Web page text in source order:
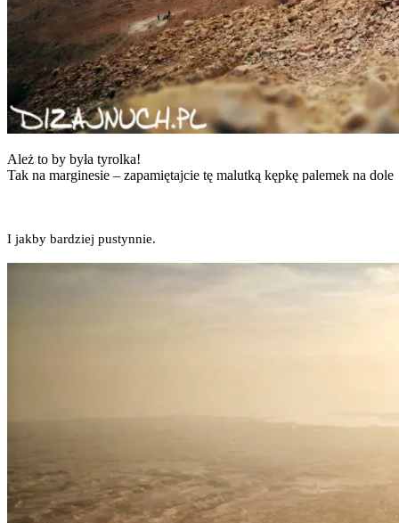
Ależ to by była tyrol­ka!
Tak na mar­gi­ne­sie – zapa­mię­taj­cie tę malut­ką kęp­kę pale­mek na dole
I jak­by bar­dziej pustynnie.